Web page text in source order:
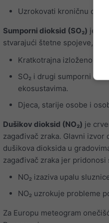
Uzrokovati kroničnu
Sumporni dioksid (SO₂) je
stvarajući štetne spojeve,
Kratkotrajna izloženost
SO₂ i drugi sumporni
ekosustavima.
Djeca, starije osobe i
Dušikov dioksid (NO₂) je
zagađivač zraka. Glavni
dušikova dioksida u
zagađivač zraka jer
NO₂ izaziva upalu
NO₂ uzrokuje probleme
Za Europu meteogram